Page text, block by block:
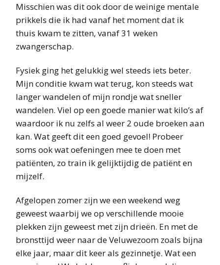
Misschien was dit ook door de weinige mentale
prikkels die ik had vanaf het moment dat ik
thuis kwam te zitten, vanaf 31 weken
zwangerschap.
Fysiek ging het gelukkig wel steeds iets beter.
Mijn conditie kwam wat terug, kon steeds wat
langer wandelen of mijn rondje wat sneller
wandelen. Viel op een goede manier wat kilo’s af
waardoor ik nu zelfs al weer 2 oude broeken aan
kan. Wat geeft dit een goed gevoel! Probeer
soms ook wat oefeningen mee te doen met
patiënten, zo train ik gelijktijdig de patiënt en
mijzelf.
Afgelopen zomer zijn we een weekend weg
geweest waarbij we op verschillende mooie
plekken zijn geweest met zijn drieën. En met de
bronsttijd weer naar de Veluwezoom zoals bijna
elke jaar, maar dit keer als gezinnetje. Wat een